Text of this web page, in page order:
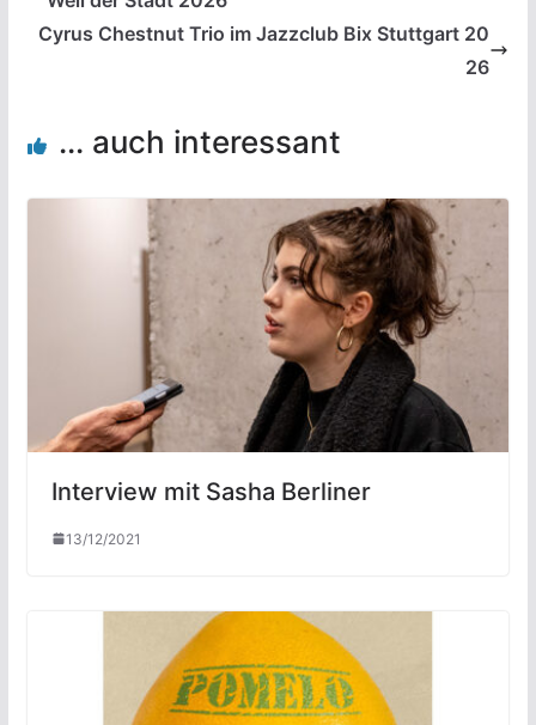
Cyrus Chestnut Trio im Jazzclub Bix Stuttgart 20
26
... auch interessant
Interview mit Sasha Berliner
13/12/2021